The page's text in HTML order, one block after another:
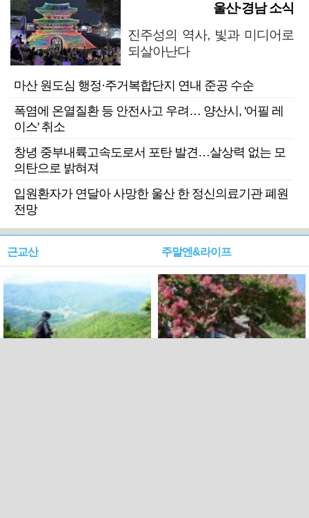
울산·경남 소식
진주성의 역사, 빛과 미디어로
되살아난다
마산 원도심 행정·주거복합단지 연내 준공 수순
폭염에 온열질환 등 안전사고 우려… 양산시, '어필 레
이스' 취소
창녕 중부내륙고속도로서 포탄 발견…살상력 없는 모
의탄으로 밝혀져
입원환자가 연달아 사망한 울산 한 정신의료기관 폐원
전망
근교산 주말엔&라이프